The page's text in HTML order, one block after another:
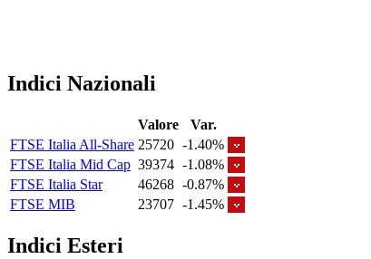
Indici Nazionali
Valore
Var.
FTSE Italia All-Share 25720 -1.40%
FTSE Italia Mid Cap 39374 -1.08%
FTSE Italia Star
46268 -0.87%
FTSE MIB
23707 -1.45%
Indici Esteri